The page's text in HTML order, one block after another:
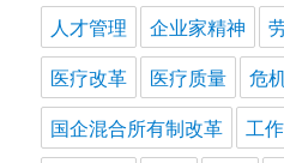
人才管理
企业家精神
医疗改革
医疗质量 危
国企混合所有制改革
工